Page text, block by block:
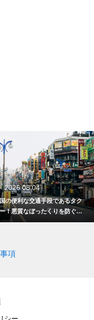
2026.08.04
の便利な交通手段であるタク
！悪質なぼったくりを防ぐ確
対策
項